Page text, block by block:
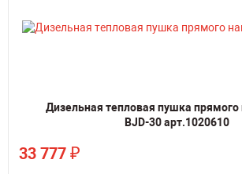
Дизельная тепловая пушка прямого
BJD-30 арт.1020610
33 777 ₽